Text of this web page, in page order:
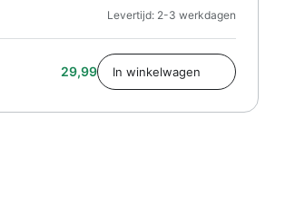
29,99
Levertijd: 2-3 werkdagen